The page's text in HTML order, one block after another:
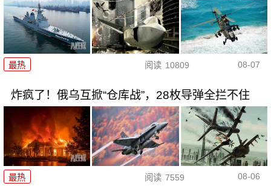
最热 阅读 10809 08-07
炸疯了！俄乌互掀“仓库战”，28枚导弹全拦不住
最热 阅读 7559 08-06